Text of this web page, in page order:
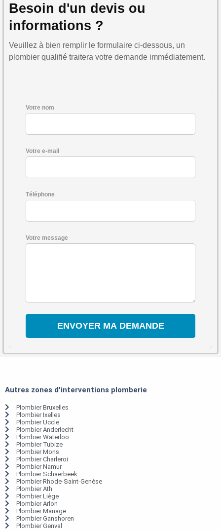
Besoin d'un devis ou
informations ?
Veuillez à bien remplir le formulaire ci-dessous, un
plombier qualifié traitera votre demande immédiatement.
Votre nom
Votre e-mail
Téléphone
Votre message
Autres zones d'interventions plomberie
Plombier Bruxelles
Plombier Ixelles
Plombier Uccle
Plombier Anderlecht
Plombier Waterloo
Plombier Tubize
Plombier Mons
Plombier Charleroi
Plombier Namur
Plombier Schaerbeek
Plombier Rhode-Saint-Genèse
Plombier Ath
Plombier Liège
Plombier Arlon
Plombier Manage
Plombier Ganshoren
Plombier Genval